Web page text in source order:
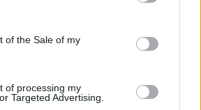
to Google and its third-party tags to
specified purposes in below Google
of the Sale of my
of processing my
Targeted Advertising.